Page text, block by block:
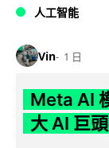
人工智能
Vin 1 日
Meta AI
大 AI 巨